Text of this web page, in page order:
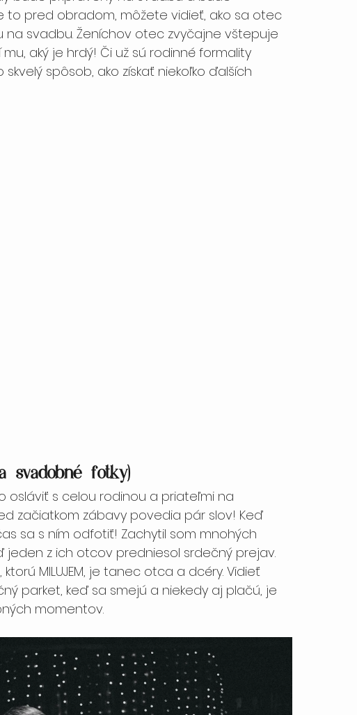
to pred obradom, môžete vidieť, ako sa otec
svadbu. Ženíchov otec zvyčajne vštepuje
aký je hrdý! Či už sú rodinné formality
spôsob, ako získať niekoľko ďalších
svadobné fotky)
osláviť s celou rodinou a priateľmi na
začiatkom zábavy povedia pár slov! Keď
sa s ním odfotiť! Zachytil som mnohých
jeden z ich otcov predniesol srdečný prejav.
MILUJEM, je tanec otca a dcéry. Vidieť
parket, keď sa smejú a niekedy aj plačú, je
momentov.